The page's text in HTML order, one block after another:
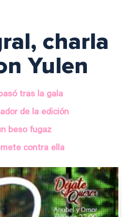
charla
Yulen
tras la gala
de la edición
beso fugaz
contra ella